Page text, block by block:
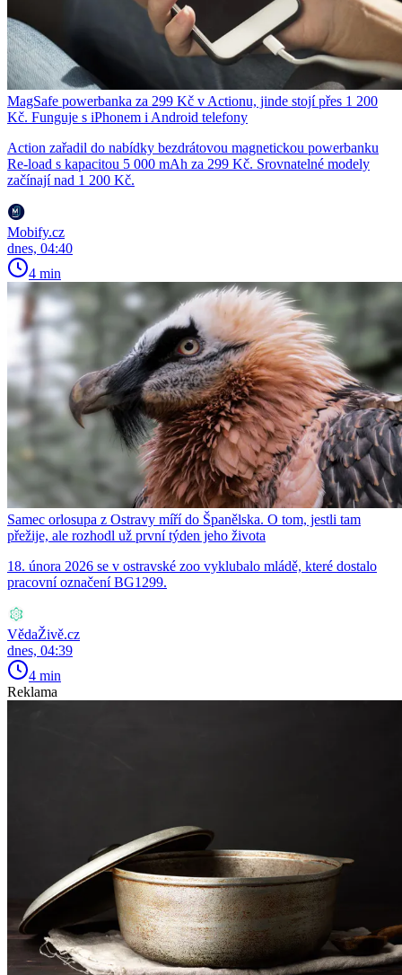
MagSafe powerbanka za 299 Kč v Actionu, jinde stojí přes 1 200
Kč. Funguje s iPhonem i Android telefony
Action zařadil do nabídky bezdrátovou magnetickou powerbanku
Re-load s kapacitou 5 000 mAh za 299 Kč. Srovnatelné modely
začínají nad 1 200 Kč.
Mobify.cz
dnes, 04:40
4 min
Samec orlosupa z Ostravy míří do Španělska. O tom, jestli tam
přežije, ale rozhodl už první týden jeho života
18. února 2026 se v ostravské zoo vyklubalo mládě, které dostalo
pracovní označení BG1299.
VědaŽivě.cz
dnes, 04:39
4 min
Reklama